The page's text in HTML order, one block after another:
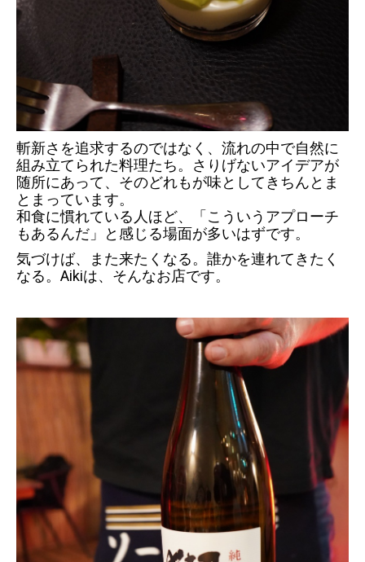
斬新さを追求するのではなく、流れの中で自然に
組み立てられた料理たち。さりげないアイデアが
随所にあって、そのどれもが味としてきちんとま
とまっています。
和食に慣れている人ほど、「こういうアプローチ
もあるんだ」と感じる場面が多いはずです。
気づけば、また来たくなる。誰かを連れてきたく
なる。Aikiは、そんなお店です。